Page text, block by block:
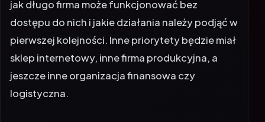
dostępu do nich i jakie działania należy podjąć w
pierwszej kolejności. Inne priorytety będzie miał
sklep internetowy, inne firma produkcyjna, a
jeszcze inne organizacja finansowa czy
logistyczna.